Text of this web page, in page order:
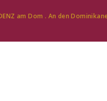
am Dom . An den